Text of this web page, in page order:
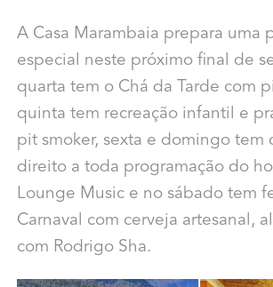
A Casa Marambaia prepara uma
especial neste próximo final de
quarta tem o Chá da Tarde com
quinta tem recreação infantil e
pit smoker, sexta e domingo tem
direito a toda programação do
Lounge Music e no sábado tem
Carnaval com cerveja artesanal,
com Rodrigo Sha.